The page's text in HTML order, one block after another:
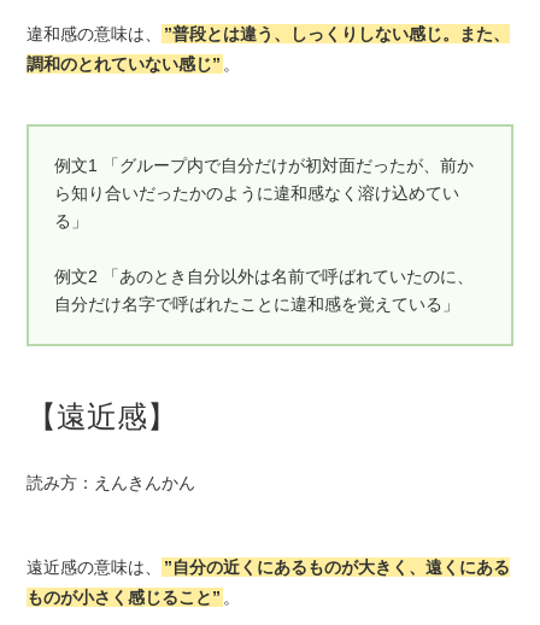
違和感の意味は、
”普段とは違う、しっくりしない感じ。また、
調和のとれていない感じ” 。
例文1 「グループ内で自分だけが初対面だったが、前か
ら知り合いだったかのように違和感なく溶け込めてい
る」
例文2 「あのとき自分以外は名前で呼ばれていたのに、
自分だけ名字で呼ばれたことに違和感を覚えている」
【遠近感】
読み方：えんきんかん
遠近感の意味は、
”自分の近くにあるものが大きく、遠くにある
ものが小さく感じること” 。